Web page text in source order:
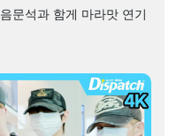
문석과 함게 마라맛 연기